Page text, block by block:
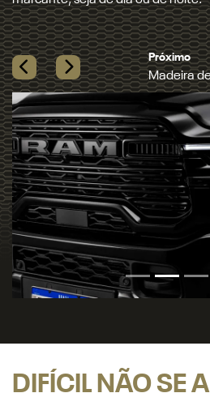
Previous Next
Próximo
Madeira
DIFÍCIL NÃO SE